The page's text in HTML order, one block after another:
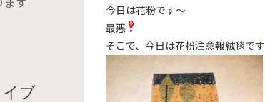
イブ
今日は花粉です〜
最悪
そこで、今日は花粉注意報絨毯です